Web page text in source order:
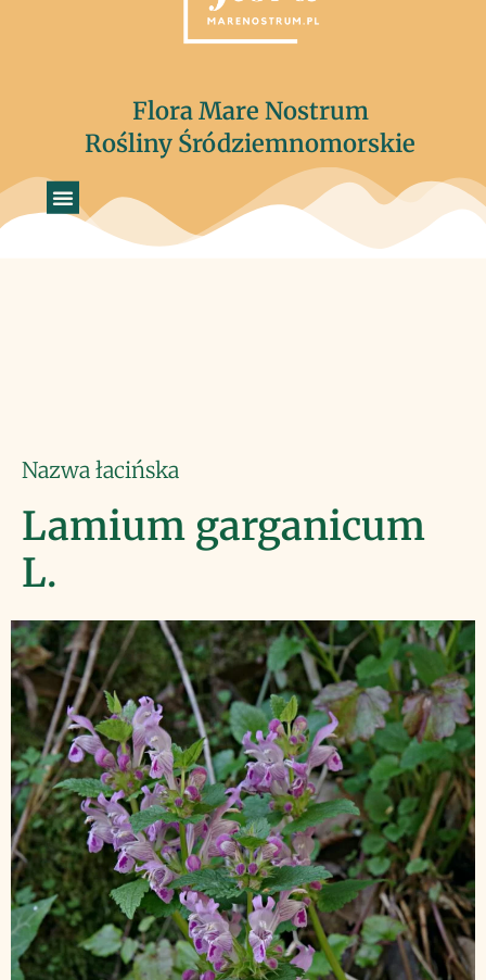
Flora Mare Nostrum
Rośliny Śródziemnomorskie
Nazwa łacińska
Lamium garganicum
L.